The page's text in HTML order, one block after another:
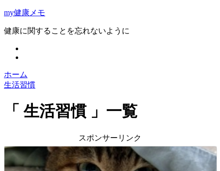
my健康メモ
健康に関することを忘れないように
ホーム
生活習慣
生活習慣 一覧
スポンサーリンク